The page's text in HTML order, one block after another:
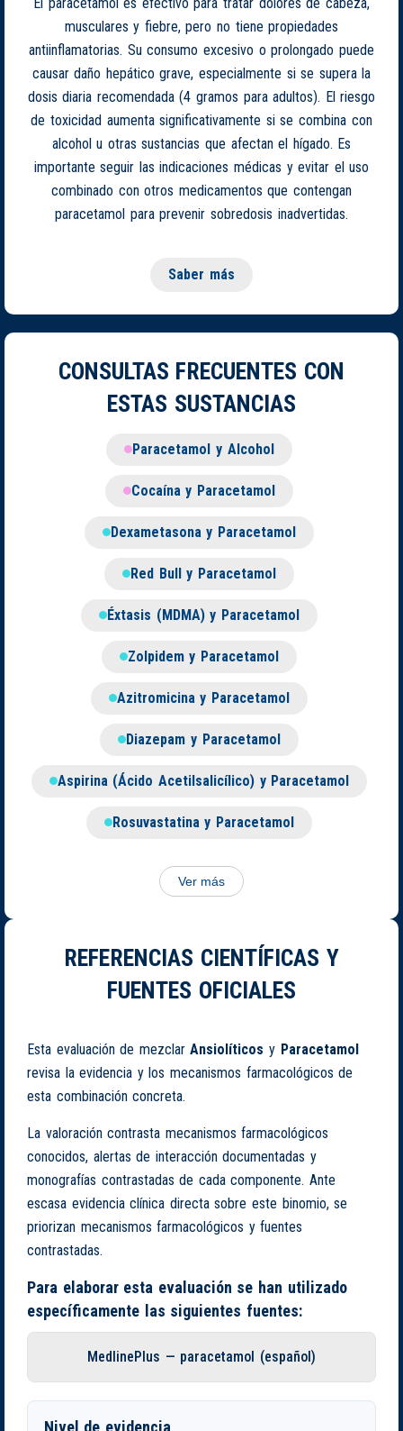
musculares y fiebre, pero no tiene propiedades
antiinflamatorias. Su consumo excesivo o prolongado puede
causar daño hepático grave, especialmente si se supera la
dosis diaria recomendada (4 gramos para adultos). El riesgo
de toxicidad aumenta significativamente si se combina con
alcohol u otras sustancias que afectan el hígado. Es
importante seguir las indicaciones médicas y evitar el uso
combinado con otros medicamentos que contengan
paracetamol para prevenir sobredosis inadvertidas.
Saber más
CONSULTAS FRECUENTES CON
ESTAS SUSTANCIAS
Paracetamol y Alcohol
Cocaína y Paracetamol
Dexametasona y Paracetamol
Red Bull y Paracetamol
Éxtasis (MDMA) y Paracetamol
Zolpidem y Paracetamol
Azitromicina y Paracetamol
Diazepam y Paracetamol
Aspirina (Ácido Acetilsalicílico) y Paracetamol
Rosuvastatina y Paracetamol
Ver más
REFERENCIAS CIENTÍFICAS Y
FUENTES OFICIALES
Esta evaluación de mezclarAnsiolíticos y Paracetamol
revisa la evidencia y los mecanismos farmacológicos de
esta combinación concreta.
La valoración contrasta mecanismos farmacológicos
conocidos, alertas de interacción documentadas y
monografías contrastadas de cada componente. Ante
escasa evidencia clínica directa sobre este binomio, se
priorizan mecanismos farmacológicos y fuentes
contrastadas.
Para elaborar esta evaluación se han utilizado
específicamente las siguientes fuentes:
MedlinePlus — paracetamol (español)
Nivel de evidencia